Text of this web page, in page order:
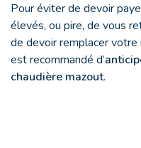
Pour éviter de devoir
élevés, ou pire, de vous
de devoir remplacer
est recommandé d’
chaudière mazout.